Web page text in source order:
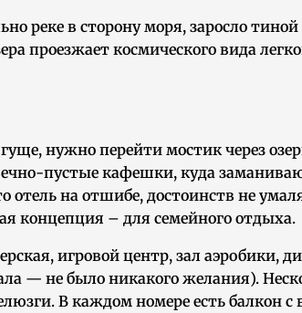
реке в сторону моря, заросло
проезжает космического вида
нужно перейти мостик через
пустые кафешки, куда
отель на отшибе, достоинств не
концепция – для семейного отдыха.
игровой центр, зал аэробики,
— не было никакого желания).
В каждом номере есть балкон